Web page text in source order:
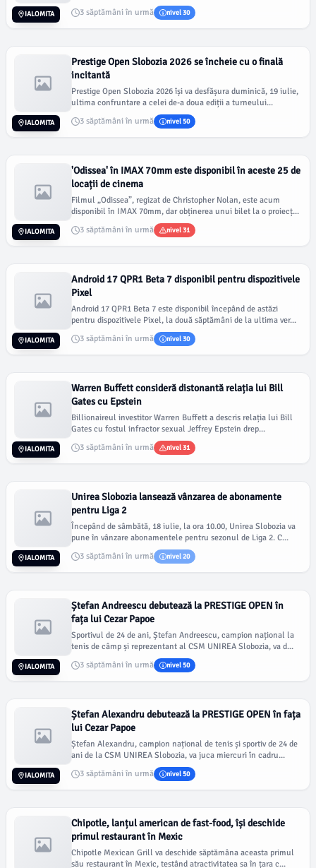
3 săptămâni în urmă
nivel 30
IALOMITA
Prestige Open Slobozia 2026 se încheie cu o finală
incitantă
Prestige Open Slobozia 2026 își va desfășura duminică, 19 iulie,
ultima confruntare a celei de-a doua ediții a turneului...
3 săptămâni în urmă
nivel 50
IALOMITA
'Odissea' în IMAX 70mm este disponibil în aceste 25 de
locații de cinema
Filmul „Odissea”, regizat de Christopher Nolan, este acum
disponibil în IMAX 70mm, dar obținerea unui bilet la o proiecț...
3 săptămâni în urmă
nivel 31
IALOMITA
Android 17 QPR1 Beta 7 disponibil pentru dispozitivele
Pixel
Android 17 QPR1 Beta 7 este disponibil începând de astăzi
pentru dispozitivele Pixel, la două săptămâni de la ultima ver...
3 săptămâni în urmă
nivel 30
IALOMITA
Warren Buffett consideră distonantă relația lui Bill
Gates cu Epstein
Billionaireul investitor Warren Buffett a descris relația lui Bill
Gates cu fostul infractor sexual Jeffrey Epstein drep...
3 săptămâni în urmă
nivel 31
IALOMITA
Unirea Slobozia lansează vânzarea de abonamente
pentru Liga 2
Începând de sâmbătă, 18 iulie, la ora 10.00, Unirea Slobozia va
pune în vânzare abonamentele pentru sezonul de Liga 2. C...
3 săptămâni în urmă
nivel 20
IALOMITA
Ștefan Andreescu debutează la PRESTIGE OPEN în
fața lui Cezar Papoe
Sportivul de 24 de ani, Ștefan Andreescu, campion național la
tenis de câmp și reprezentant al CSM UNIREA Slobozia, va d...
3 săptămâni în urmă
nivel 50
IALOMITA
Ștefan Alexandru debutează la PRESTIGE OPEN în fața
lui Cezar Papoe
Ștefan Alexandru, campion național de tenis și sportiv de 24 de
ani de la CSM UNIREA Slobozia, va juca miercuri în cadru...
3 săptămâni în urmă
nivel 50
IALOMITA
Chipotle, lanțul american de fast-food, își deschide
primul restaurant în Mexic
Chipotle Mexican Grill va deschide săptămâna aceasta primul
său restaurant în Mexic, testând atractivitatea sa în țara c...